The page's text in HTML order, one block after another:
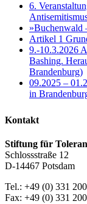
6.
»Buchenwald
Artikel 1
9.-10.3.2026
Bashing.
Brandenburg)
09.2025 –
in
Kontakt
Stiftung für
Schlossstraße 12
D-14467 Potsdam
Tel.: +49 (0) 331
Fax: +49 (0) 331